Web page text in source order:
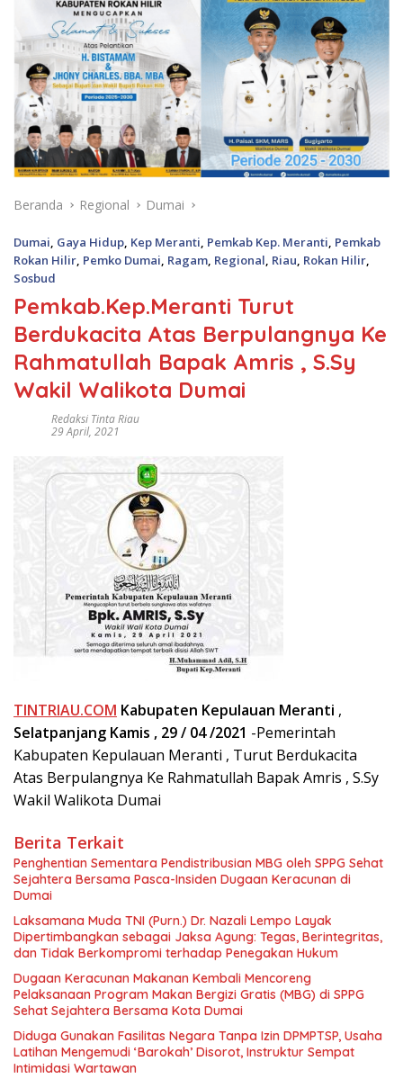
Beranda Regional Dumai
Dumai Gaya Hidup Kep Meranti Pemkab Kep. Meranti Pemkab
Rokan Hilir Pemko Dumai Ragam Regional Riau Rokan Hilir
Sosbud
Pemkab.Kep.Meranti Turut
Berdukacita Atas Berpulangnya Ke
Rahmatullah Bapak Amris , S.Sy
Wakil Walikota Dumai
Redaksi Tinta Riau
29 April, 2021
TINTRIAU.COM Kabupaten Kepulauan Meranti ,
Selatpanjang Kamis , 29 / 04 /2021 -Pemerintah
Kabupaten Kepulauan Meranti , Turut Berdukacita
Atas Berpulangnya Ke Rahmatullah Bapak Amris , S.Sy
Wakil Walikota Dumai
Berita Terkait
Penghentian Sementara Pendistribusian MBG oleh SPPG Sehat
Sejahtera Bersama Pasca-Insiden Dugaan Keracunan di
Dumai
Laksamana Muda TNI (Purn.) Dr. Nazali Lempo Layak
Dipertimbangkan sebagai Jaksa Agung: Tegas, Berintegritas,
dan Tidak Berkompromi terhadap Penegakan Hukum
Dugaan Keracunan Makanan Kembali Mencoreng
Pelaksanaan Program Makan Bergizi Gratis (MBG) di SPPG
Sehat Sejahtera Bersama Kota Dumai
Diduga Gunakan Fasilitas Negara Tanpa Izin DPMPTSP, Usaha
Latihan Mengemudi ‘Barokah’ Disorot, Instruktur Sempat
Intimidasi Wartawan